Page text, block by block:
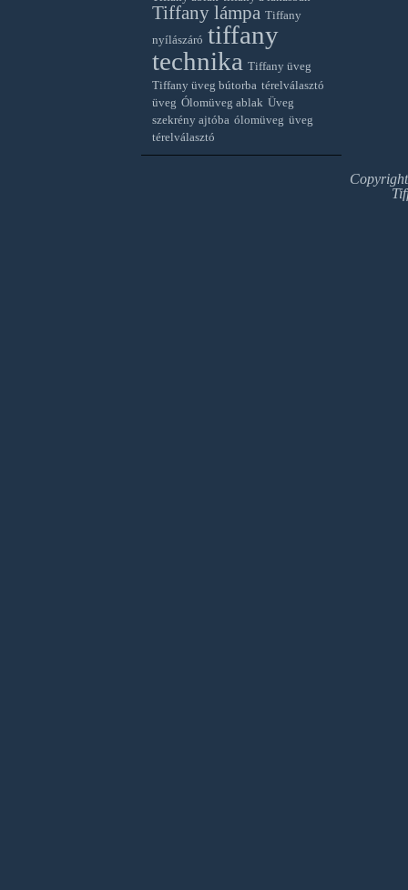
Tiffany lámpa Tiffany
nyílászáró tiffany
technika Tiffany üveg
Tiffany üveg bútorba térelválasztó
üveg Ólomüveg ablak Üveg
szekrény ajtóba ólomüveg üveg
térelválasztó